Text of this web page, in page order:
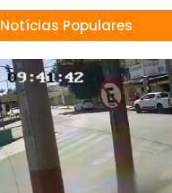
Notícias Populares